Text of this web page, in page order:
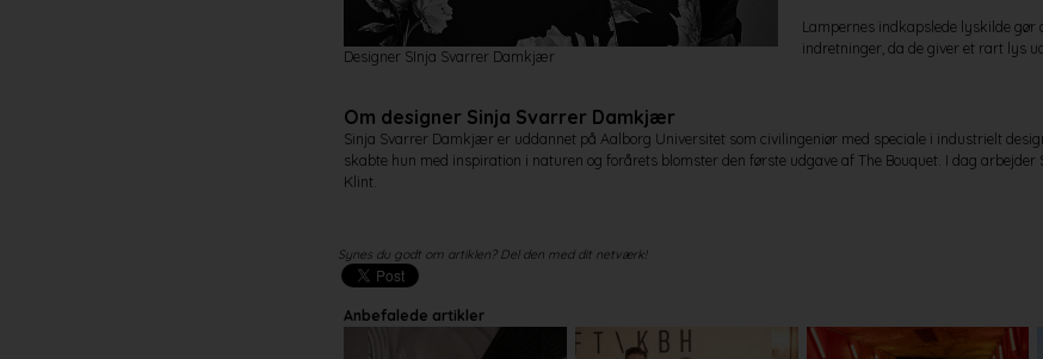
Designer SInja Svarrer Damkjær
Lampernes indkapslede lyskilde gør
indretninger, da de giver et rart lys
Om designer Sinja Svarrer Damkjær
Sinja Svarrer Damkjær er uddannet på Aalborg Universitet som civilingeniør med speciale i industrielt
skabte hun med inspiration i naturen og forårets blomster den første udgave af The Bouquet. I dag
Klint.
Synes du godt om artiklen? Del den med dit netværk!
Anbefalede artikler